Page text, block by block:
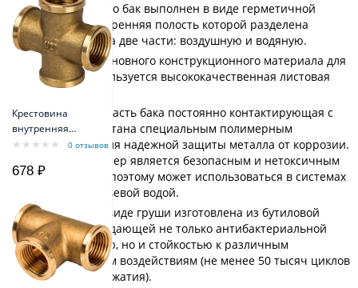
Крестовина
внутренняя
резьба 1/2"
0 отзывов
678 ₽
Конструктивно бак выполнен в виде герметичной
ёмкости, внутренняя полость которой разделена
мембраной на две части: воздушную и водяную.
В качестве основного конструкционного материала для
корпуса используется высококачественная листовая
сталь.
Внутренняя часть бака постоянно контактирующая с
водой обработана специальным полимерным
покрытием для надежной защиты металла от коррозии.
Сам же полимер является безопасным и нетоксичным
материалом, поэтому может использоваться в системах
с чистой питьевой водой.
Мембрана в виде груши изготовлена из бутиловой
резины, обладающей не только антибактериальной
поверхностью, но и стойкостью к различным
механическим воздействиям (не менее 50 тысяч циклов
растяжения-сжатия).